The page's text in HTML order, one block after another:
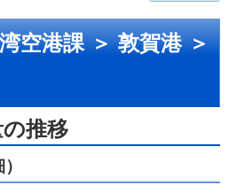
空港課 ＞ 敦賀港 ＞
推移